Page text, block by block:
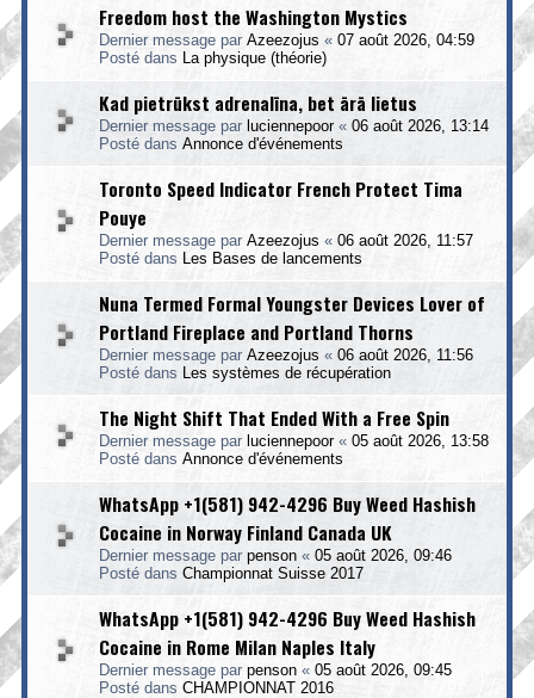
Freedom host the Washington Mystics
Dernier message par Azeezojus « 07 août 2026, 04:59
Posté dans
La physique (théorie)
Kad pietrūkst adrenalīna, bet ārā lietus
Dernier message par luciennepoor « 06 août 2026, 13:14
Posté dans Annonce d'événements
Toronto Speed Indicator French Protect Tima
Pouye
Dernier message par Azeezojus « 06 août 2026, 11:57
Posté dans
Les Bases de lancements
Nuna Termed Formal Youngster Devices Lover of
Portland Fireplace and Portland Thorns
Dernier message par Azeezojus « 06 août 2026, 11:56
Posté dans
Les systèmes de récupération
The Night Shift That Ended With a Free Spin
Dernier message par luciennepoor« 05 août 2026, 13:58
Posté dans Annonce d'événements
WhatsApp +1(581) 942-4296 Buy Weed Hashish
Cocaine in Norway Finland Canada UK
Dernier message par penson « 05 août 2026, 09:46
Posté dans Championnat Suisse 2017
WhatsApp +1(581) 942-4296 Buy Weed Hashish
Cocaine in Rome Milan Naples Italy
Dernier message par penson « 05 août 2026, 09:45
Posté dans CHAMPIONNAT 2016